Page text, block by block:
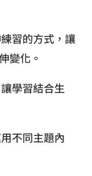
習的方式，讓
變化。
學習結合生
用不同主題內